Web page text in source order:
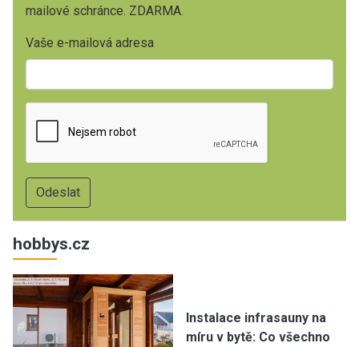
mailové schránce. ZDARMA.
Vaše e-mailová adresa
hobbys.cz
Instalace infrasauny na
míru v bytě: Co všechno